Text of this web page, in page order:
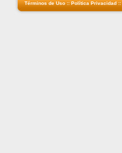
Términos de Uso :: Política Privacidad ::